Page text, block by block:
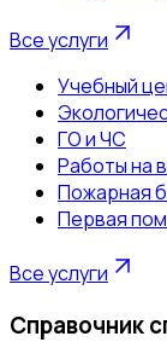
Все услуги
Учебный
ГО и ЧС
Работы на
Пожарная
Первая
Все услуги
Справочник